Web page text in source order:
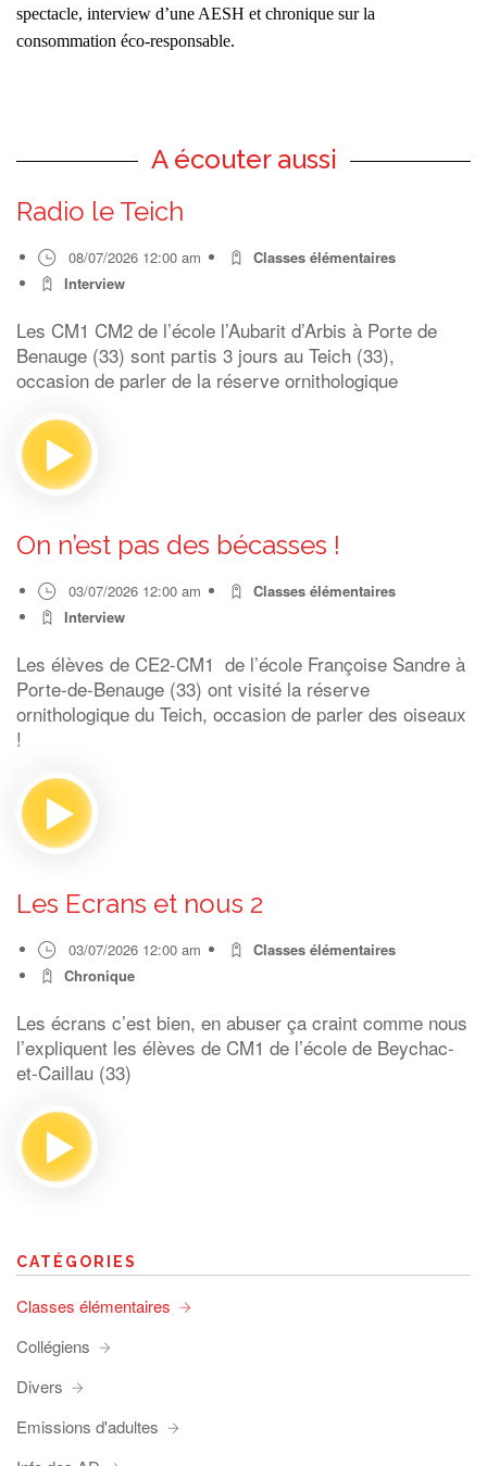
spectacle, interview d’une AESH et chronique sur la
consommation éco-responsable.
A écouter aussi
Radio le Teich
08/07/2026 12:00 am
Classes élémentaires
Interview
Les CM1 CM2 de l’école l’Aubarit d’Arbis à Porte de
Benauge (33) sont partis 3 jours au Teich (33),
occasion de parler de la réserve ornithologique
On n’est pas des bécasses !
03/07/2026 12:00 am
Classes élémentaires
Interview
Les élèves de CE2-CM1 de l’école Françoise Sandre à
Porte-de-Benauge (33) ont visité la réserve
ornithologique du Teich, occasion de parler des oiseaux
!
Les Ecrans et nous 2
03/07/2026 12:00 am
Classes élémentaires
Chronique
Les écrans c’est bien, en abuser ça craint comme nous
l’expliquent les élèves de CM1 de l’école de Beychac-
et-Caillau (33)
CATÉGORIES
Classes élémentaires
Collégiens
Divers
Emissions d'adultes